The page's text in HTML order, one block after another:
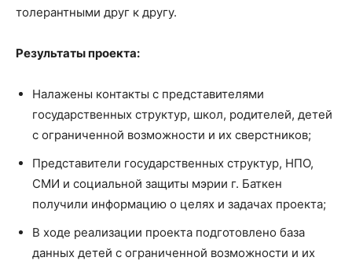
толерантными друг к другу.
Результаты проекта:
Налажены контакты с представителями
государственных структур, школ, родителей, детей
с ограниченной возможности и их сверстников;
Представители государственных структур, НПО,
СМИ и социальной защиты мэрии г. Баткен
получили информацию о целях и задачах проекта;
В ходе реализации проекта подготовлено база
данных детей с ограниченной возможности и их